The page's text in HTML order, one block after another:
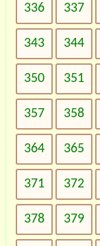
336 337
343 344
350 351
357 358
364 365
371 372
378 379